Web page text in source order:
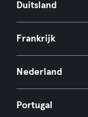
Duitsland
Frankrijk
Nederland
Portugal